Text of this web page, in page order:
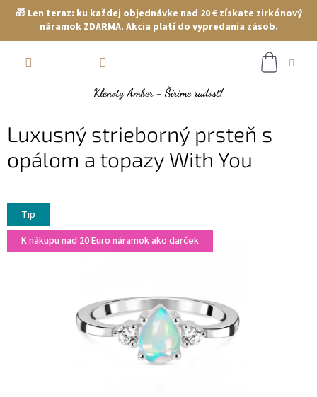
🎁 Len teraz: ku každej objednávke nad 20 € získate zirkónový
náramok ZDARMA. Akcia platí do vypredania zásob.
Luxusný strieborný prsteň s
opálom a topazy With You
Tip
K nákupu nad 20 Euro náramok ako darček